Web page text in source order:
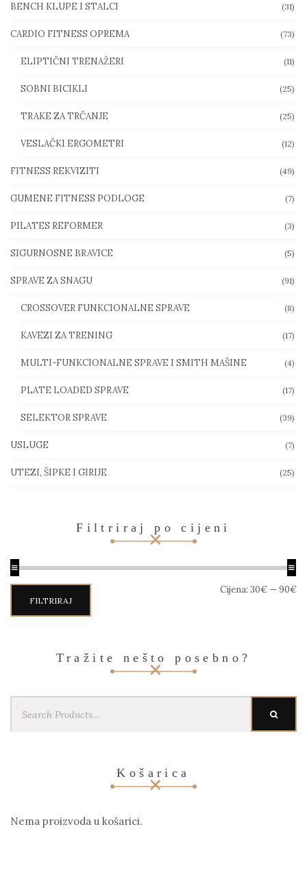
BENCH KLUPE I STALCI (31)
CARDIO FITNESS OPREMA (73)
ELIPTIČNI TRENAŽERI (11)
SOBNI BICIKLI (25)
TRAKE ZA TRČANJE (25)
VESLAČKI ERGOMETRI (12)
FITNESS REKVIZITI (49)
GUMENE FITNESS PODLOGE (7)
PILATES REFORMER (3)
SIGURNOSNE BRAVICE (5)
SPRAVE ZA SNAGU (91)
CROSSOVER FUNKCIONALNE SPRAVE (8)
KAVEZI ZA TRENING (17)
MULTI-FUNKCIONALNE SPRAVE I SMITH MAŠINE (4)
PLATE LOADED SPRAVE (17)
SELEKTOR SPRAVE (39)
USLUGE (7)
UTEZI, ŠIPKE I GIRIJE (25)
Filtriraj po cijeni
Min
cijena
Maks
cijenaFILTRIRAJ
Cijena: 30€ — 90€
Tražite nešto posebno?
Košarica
Nema proizvoda u košarici.